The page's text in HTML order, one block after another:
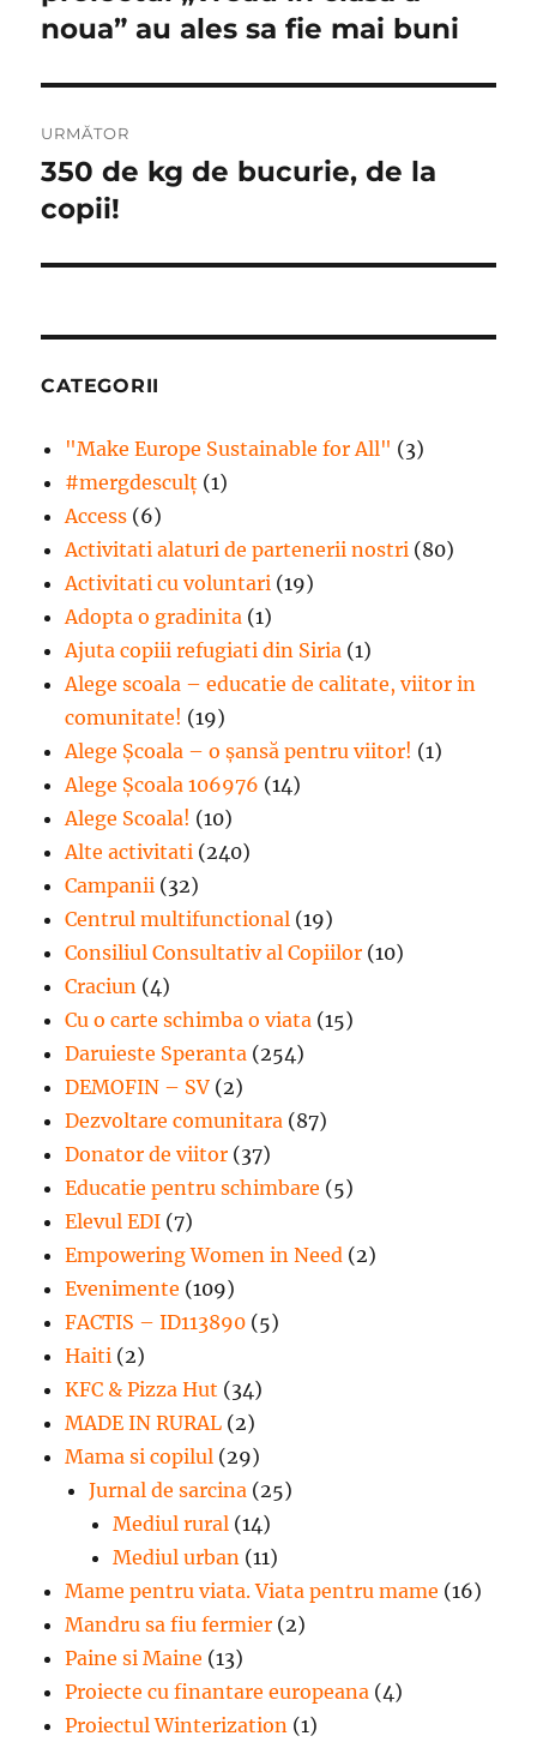
noua” au ales sa fie mai buni
URMĂTOR
Articolul
următor:
350 de kg de bucurie, de la
copii!
CATEGORII
"Make Europe Sustainable for All" (3)
#mergdesculţ (1)
Access (6)
Activitati alaturi de partenerii nostri (80)
Activitati cu voluntari (19)
Adopta o gradinita (1)
Ajuta copiii refugiati din Siria (1)
Alege scoala – educatie de calitate, viitor in
comunitate! (19)
Alege Şcoala – o şansă pentru viitor! (1)
Alege Școala 106976 (14)
Alege Scoala! (10)
Alte activitati (240)
Campanii (32)
Centrul multifunctional (19)
Consiliul Consultativ al Copiilor (10)
Craciun (4)
Cu o carte schimba o viata (15)
Daruieste Speranta (254)
DEMOFIN – SV (2)
Dezvoltare comunitara (87)
Donator de viitor (37)
Educatie pentru schimbare (5)
Elevul EDI (7)
Empowering Women in Need (2)
Evenimente (109)
FACTIS – ID113890 (5)
Haiti (2)
KFC & Pizza Hut (34)
MADE IN RURAL (2)
Mama si copilul (29)
Jurnal de sarcina (25)
Mediul rural (14)
Mediul urban (11)
Mame pentru viata. Viata pentru mame (16)
Mandru sa fiu fermier (2)
Paine si Maine (13)
Proiecte cu finantare europeana (4)
Proiectul Winterization (1)